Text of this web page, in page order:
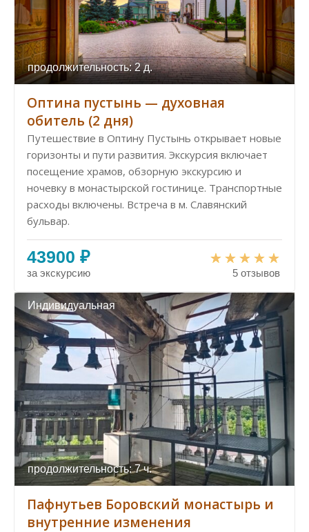
продолжительность: 2 д.
Оптина пустынь — духовная
обитель (2 дня)
Путешествие в Оптину Пустынь открывает новые
горизонты и пути развития. Экскурсия включает
посещение храмов, обзорную экскурсию и
ночевку в монастырской гостинице. Транспортные
расходы включены. Встреча в м. Славянский
бульвар.
43900 ₽
за экскурсию 5 отзывов
Индивидуальная
продолжительность: 7 ч.
Пафнутьев Боровский монастырь и
внутренние изменения